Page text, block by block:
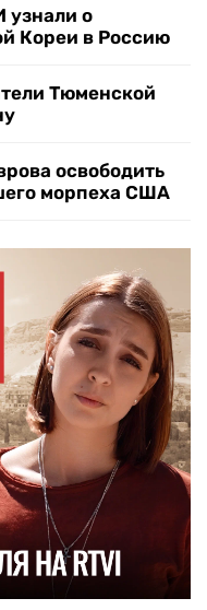
узнали о
Кореи в Россию
Тюменской
освободить
морпеха США